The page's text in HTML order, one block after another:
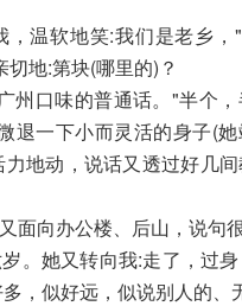
温软地笑:我们是老乡，"
地:第块(哪里的)？
口味的普通话。"半个，
退一下小而灵活的身子(
地动，说话又透过好几
向办公楼、后山，说句很
她又转向我:走了，过身
，似好远，似说别人的、